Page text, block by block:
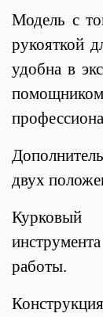
Модель с
рукояткой
удобна в
двух
Курковый
работы.